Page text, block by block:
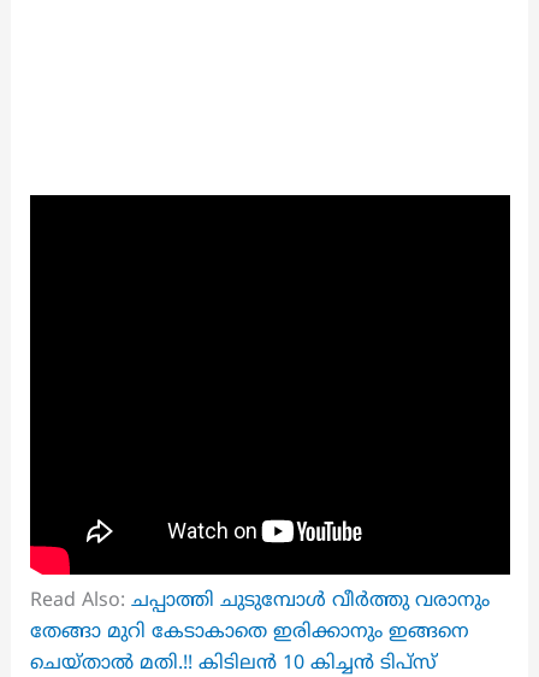
Read Also: ചപ്പാത്തി ചുടുമ്പോൾ വീർത്തു വരാനും
തേങ്ങാ മുറി കേടാകാതെ ഇരിക്കാനും ഇങ്ങനെ
ചെയ്താൽ മതി.!! കിടിലൻ 10 കിച്ചൻ ടിപ്സ്